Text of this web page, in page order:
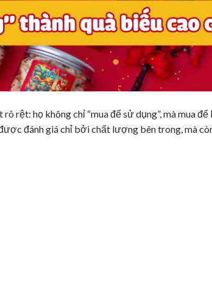
rệt: họ không chỉ “mua để sử dụng”, mà mua để
đánh giá chỉ bởi chất lượng bên trong, mà